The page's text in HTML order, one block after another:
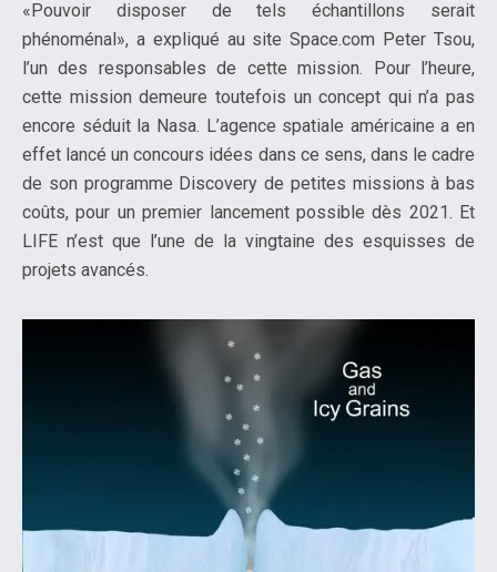
«Pouvoir disposer de tels échantillons serait
phénoménal», a expliqué au site Space.com Peter Tsou,
l’un des responsables de cette mission. Pour l’heure,
cette mission demeure toutefois un concept qui n’a pas
encore séduit la Nasa. L’agence spatiale américaine a en
effet lancé un concours idées dans ce sens, dans le cadre
de son programme Discovery de petites missions à bas
coûts, pour un premier lancement possible dès 2021. Et
LIFE n’est que l’une de la vingtaine des esquisses de
projets avancés.